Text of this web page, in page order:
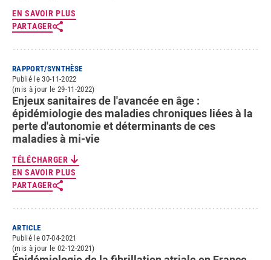
EN SAVOIR PLUS
PARTAGER
RAPPORT/SYNTHÈSE
Publié le 30-11-2022
(mis à jour le 29-11-2022)
Enjeux sanitaires de l'avancée en âge :
épidémiologie des maladies chroniques liées à la
perte d'autonomie et déterminants de ces
maladies à mi-vie
TÉLÉCHARGER
EN SAVOIR PLUS
PARTAGER
ARTICLE
Publié le 07-04-2021
(mis à jour le 02-12-2021)